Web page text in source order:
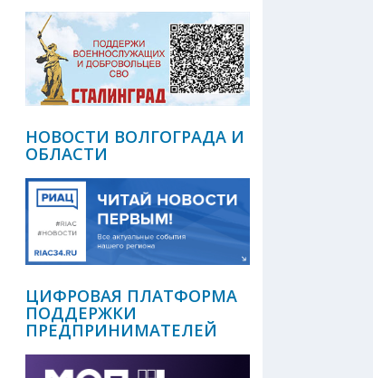
НОВОСТИ ВОЛГОГРАДА И
ОБЛАСТИ
ЦИФРОВАЯ ПЛАТФОРМА
ПОДДЕРЖКИ
ПРЕДПРИНИМАТЕЛЕЙ